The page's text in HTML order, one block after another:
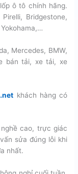
ô tô chính hãng.
Bridgestone,
Mercedes, BMW,
bán tải, xe tải, xe
khách hàng có
cao, trực giác
sửa đúng lỗi khi
nhất.